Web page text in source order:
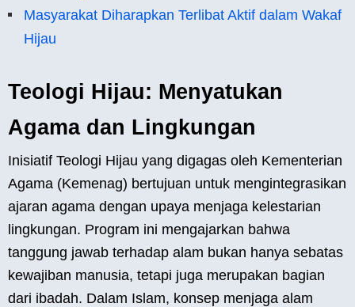
Masyarakat Diharapkan Terlibat Aktif dalam Wakaf
Hijau
Teologi Hijau: Menyatukan
Agama dan Lingkungan
Inisiatif Teologi Hijau yang digagas oleh Kementerian
Agama (Kemenag) bertujuan untuk mengintegrasikan
ajaran agama dengan upaya menjaga kelestarian
lingkungan. Program ini mengajarkan bahwa
tanggung jawab terhadap alam bukan hanya sebatas
kewajiban manusia, tetapi juga merupakan bagian
dari ibadah. Dalam Islam, konsep menjaga alam